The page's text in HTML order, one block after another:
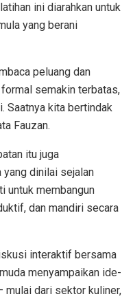
ini diarahkan untuk
yang berani
peluang dan
semakin terbatas,
Saatnya kita bertindak
Fauzan.
itu juga
dinilai sejalan
untuk membangun
dan mandiri secara
interaktif bersama
menyampaikan ide-
mulai dari sektor kuliner,